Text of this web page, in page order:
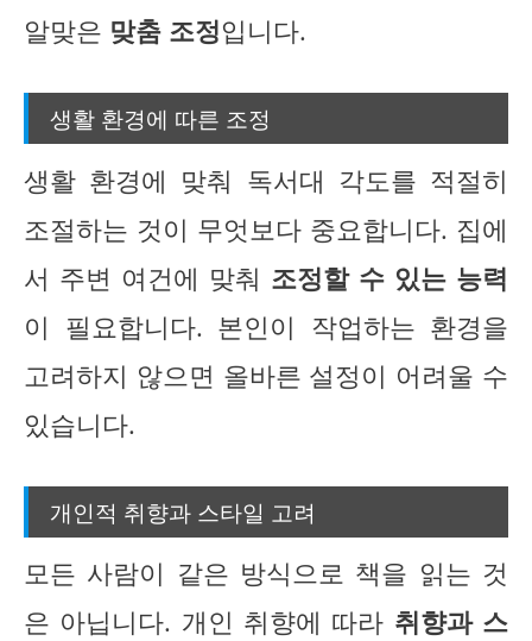
알맞은 맞춤 조정입니다.
생활 환경에 따른 조정
생활 환경에 맞춰 독서대 각도를 적절히
조절하는 것이 무엇보다 중요합니다. 집에
서 주변 여건에 맞춰 조정할 수 있는 능력
이 필요합니다. 본인이 작업하는 환경을
고려하지 않으면 올바른 설정이 어려울 수
있습니다.
개인적 취향과 스타일 고려
모든 사람이 같은 방식으로 책을 읽는 것
은 아닙니다. 개인 취향에 따라 취향과 스